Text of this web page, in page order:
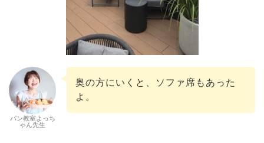
パン教室よっち
ゃん先生
奥の方にいくと、ソファ席もあった
よ。